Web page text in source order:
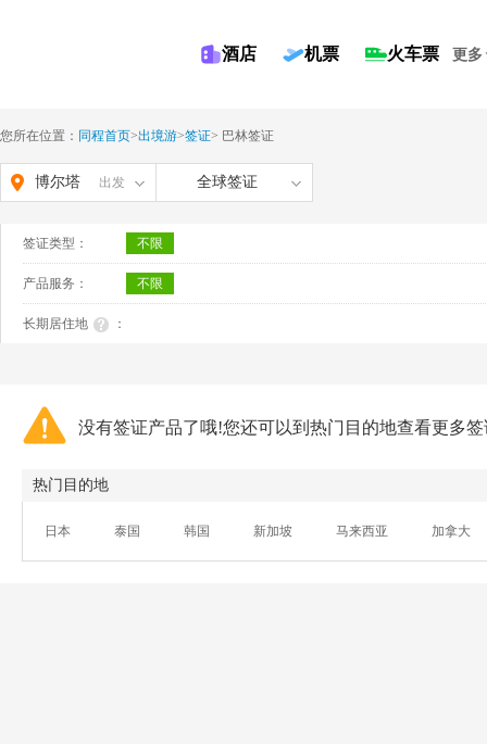
酒店 机票 火车票 更多
您所在位置： 同程首页>出境游>签证> 巴林签证
博尔塔 出发 全球签证
签证类型： 不限
产品服务： 不限
长期居住地 ：
没有签证产品了哦!您还可以到热门目的地查看更多
热门目的地
日本 泰国 韩国 新加坡 马来西亚 加拿大